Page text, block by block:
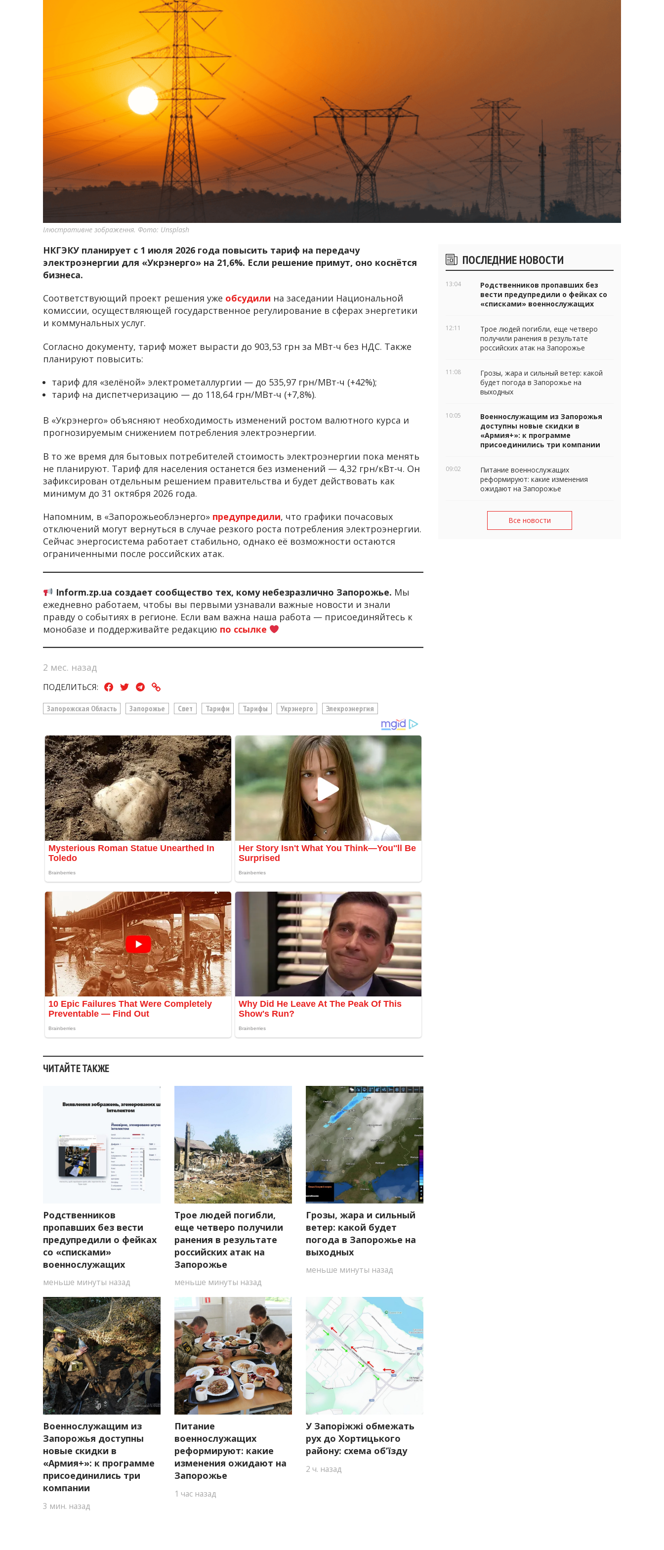
Ілюстративне зображення. Фото: Unsplash
НКГЭКУ планирует с 1 июля 2026 года повысить тариф на передачу
электроэнергии для «Укрэнерго» на 21,6%. Если решение примут, оно коснётся
бизнеса.
Соответствующий проект решения уже обсудили на заседании Национальной
комиссии, осуществляющей государственное регулирование в сферах энергетики
и коммунальных услуг.
Согласно документу, тариф может вырасти до 903,53 грн за МВт-ч без НДС. Также
планируют повысить:
тариф для «зелёной» электрометаллургии — до 535,97 грн/МВт-ч (+42%);
тариф на диспетчеризацию — до 118,64 грн/МВт-ч (+7,8%).
В «Укрэнерго» объясняют необходимость изменений ростом валютного курса и
прогнозируемым снижением потребления электроэнергии.
В то же время для бытовых потребителей стоимость электроэнергии пока менять
не планируют. Тариф для населения останется без изменений — 4,32 грн/кВт-ч. Он
зафиксирован отдельным решением правительства и будет действовать как
минимум до 31 октября 2026 года.
Напомним, в «Запорожьеоблэнерго» предупредили, что графики почасовых
отключений могут вернуться в случае резкого роста потребления электроэнергии.
Сейчас энергосистема работает стабильно, однако её возможности остаются
ограниченными после российских атак.
Inform.zp.ua создает сообщество тех, кому небезразлично Запорожье. Мы
ежедневно работаем, чтобы вы первыми узнавали важные новости и знали
правду о событиях в регионе. Если вам важна наша работа — присоединяйтесь к
монобазе и поддерживайте редакцию по ссылке
2 мес. назад
ПОДЕЛИТЬСЯ:
Запорожская Область Запорожье Свет Тарифи Тарифы Укрэнерго Элекроэнергия
ЧИТАЙТЕ ТАКЖЕ
Родственников
пропавших без вести
предупредили о фейках
со «списками»
военнослужащих
меньше минуты назад
Трое людей погибли,
еще четверо получили
ранения в результате
российских атак на
Запорожье
меньше минуты назад
Грозы, жара и сильный
ветер: какой будет
погода в Запорожье на
выходных
меньше минуты назад
Военнослужащим из
Запорожья доступны
новые скидки в
«Армия+»: к программе
присоединились три
компании
3 мин. назад
Питание
военнослужащих
реформируют: какие
изменения ожидают на
Запорожье
1 час назад
У Запоріжжі обмежать
рух до Хортицького
району: схема об’їзду
2 ч. назад
Боковые
виджеты
ПОСЛЕДНИЕ НОВОСТИ
13:04
Родственников пропавших без
вести предупредили о фейках со
«списками» военнослужащих
12:11
Трое людей погибли, еще четверо
получили ранения в результате
российских атак на Запорожье
11:08
Грозы, жара и сильный ветер: какой
будет погода в Запорожье на
выходных
10:05
Военнослужащим из Запорожья
доступны новые скидки в
«Армия+»: к программе
присоединились три компании
09:02
Питание военнослужащих
реформируют: какие изменения
ожидают на Запорожье
Все новости